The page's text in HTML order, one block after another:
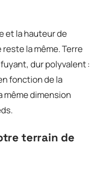
et la hauteur de
la même. Terre
dur polyvalent :
fonction de la
même dimension
terrain de